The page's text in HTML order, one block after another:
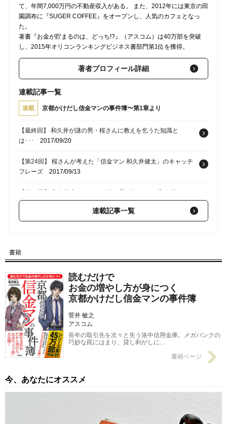
て、年間7,000万円の不動産収入がある。 また、2012年には東京の田
園調布に『SUGER COFFEE』をオープンし、人気のカフェとなっ
た。
著書『お金が貯まるのは、どっち!?』（アスコム）は40万部を突破
し、2015年オリコンランキングビジネス書部門第1位を獲得。
著者プロフィール詳細
連載記事一覧
連載 京都かけだし信金マンの事件簿〜第1章より
【最終回】 和久井が謎の男・桜さんに教えを乞うた知識と
は･･･
2017/09/20
【第24回】 桜さんが考えた「信金マン 和久井健太」のキャッチ
フレーズ 2017/09/13
語るのか？2017/09/11
【第22回】 謎の男・桜さんの正体に迫る和久井･･･桜さんの返答
【第21回】 自宅に桜さんを招待した和久井･･･2人が交わした話
連載記事一覧
書籍
読むだけで
お金の増やし方が身につく
京都かけだし信金マンの事件簿
菅井 敏之
アスコム
長年の取引先を次々と失う洛中信用金庫。メガバンクの
巧妙な罠にはまり、貸し剥がしに…
書籍ページ
今、あなたにオススメ